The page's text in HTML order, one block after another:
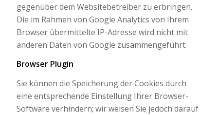
gegenüber dem Websitebetreiber zu erbringen.
Die im Rahmen von Google Analytics von Ihrem
Browser übermittelte IP-Adresse wird nicht mit
anderen Daten von Google zusammengeführt.
Browser Plugin
Sie können die Speicherung der Cookies durch
eine entsprechende Einstellung Ihrer Browser-
Software verhindern; wir weisen Sie jedoch darauf